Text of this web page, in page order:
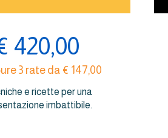
420,00
3 rate da € 147,00
e ricette per una
imbattibile.